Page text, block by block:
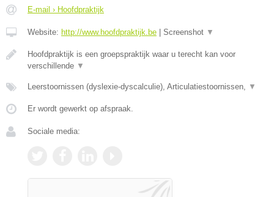
E-mail › Hoofdpraktijk
Website: http://www.hoofdpraktijk.be Screenshot ▼
Hoofdpraktijk is een groepspraktijk waar u terecht kan voor
verschillende ▼
Leerstoornissen (dyslexie-dyscalculie), Articulatiestoornissen, ▼
Er wordt gewerkt op afspraak.
Sociale media: